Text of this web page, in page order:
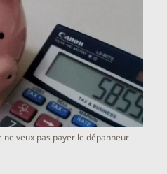
ne veux pas payer le dépanneur